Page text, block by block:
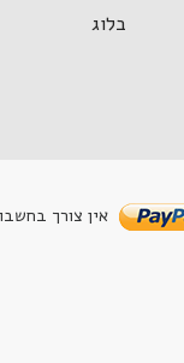
בלוג
אין צורך